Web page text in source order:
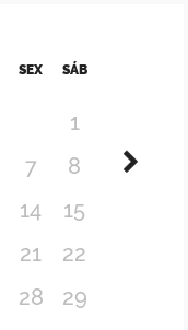
SEX SÁB
1
7
8
14
15
21
22
28
29